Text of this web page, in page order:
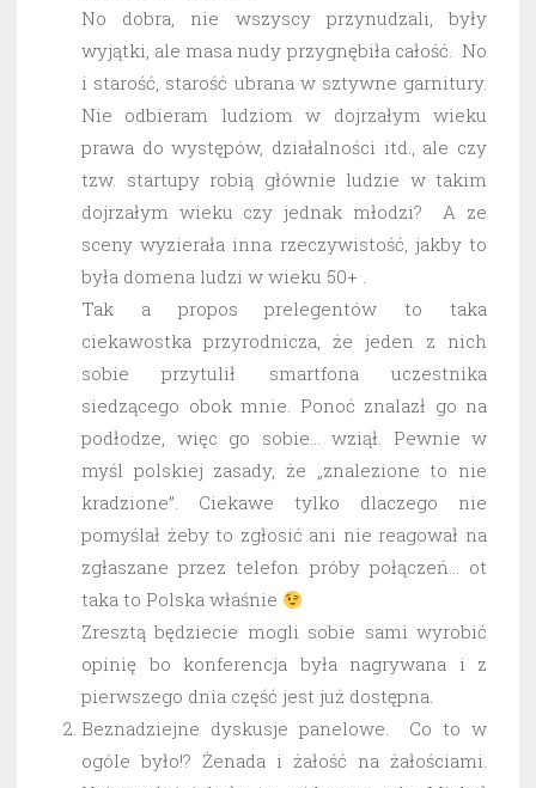
No dobra, nie wszyscy przynudzali, były
wyjątki, ale masa nudy przygnębiła całość. No
i starość, starość ubrana w sztywne garnitury.
Nie odbieram ludziom w dojrzałym wieku
prawa do występów, działalności itd., ale czy
tzw. startupy robią głównie ludzie w takim
dojrzałym wieku czy jednak młodzi? A ze
sceny wyzierała inna rzeczywistość, jakby to
była domena ludzi w wieku 50+ .
Tak a propos prelegentów to taka
ciekawostka przyrodnicza, że jeden z nich
sobie przytulił smartfona uczestnika
siedzącego obok mnie. Ponoć znalazł go na
podłodze, więc go sobie… wziął. Pewnie w
myśl polskiej zasady, że „znalezione to nie
kradzione”. Ciekawe tylko dlaczego nie
pomyślał żeby to zgłosić ani nie reagował na
zgłaszane przez telefon próby połączeń… ot
taka to Polska właśnie
Zresztą będziecie mogli sobie sami wyrobić
opinię bo konferencja była nagrywana i z
pierwszego dnia część jest już dostępna.
Beznadziejne dyskusje panelowe. Co to w
ogóle było!? Żenada i żałość na żałościami.